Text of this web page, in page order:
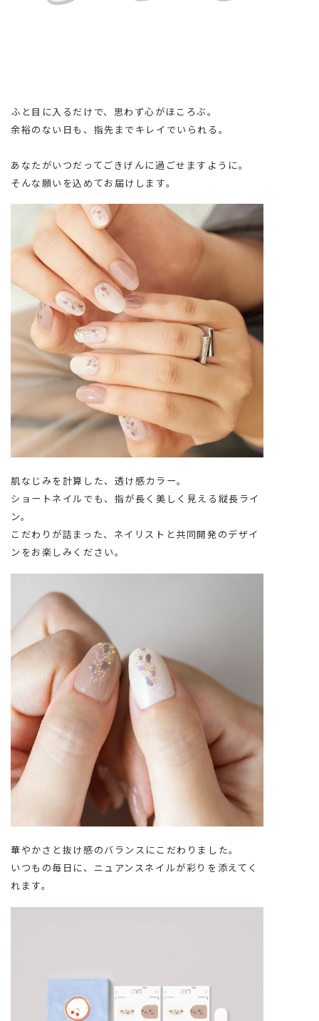
ふと目に入るだけで、思わず心がほころぶ。
余裕のない日も、指先までキレイでいられる。
あなたがいつだってごきげんに過ごせますように。
そんな願いを込めてお届けします。
肌なじみを計算した、透け感カラー。
ショートネイルでも、指が長く美しく見える縦長ライ
ン。
こだわりが詰まった、ネイリストと共同開発のデザイ
ンをお楽しみください。
華やかさと抜け感のバランスにこだわりました。
いつもの毎日に、ニュアンスネイルが彩りを添えてく
れます。